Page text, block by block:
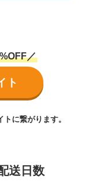
／
ト
に繋がります。
送日数